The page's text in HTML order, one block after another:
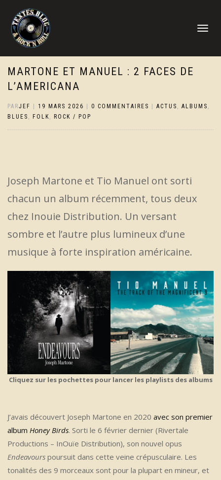
DÉPLIER
MARTONE ET MANUEL : 2 FACES DE
L’AMERICANA
PARJEF 19 MARS 2026 0 COMMENTAIRES ACTUS , ALBUMS ,
BLUES , FOLK, ROCK / POP
Joseph Martone et Tio Manuel ont sorti
chacun un album récemment, tous deux
chez Inouie Distribution. Un versant
sombre et l’autre plus lumineux d’une
musique à forte inspiration américaine.
Cliquez sur les pochettes pour lancer les playlists des albums
J’avais découvert Joseph Martone en 2020 avec son premier
album Honey Birds. Sorti le 6 février dernier (Rivertale
Productions – InOuïe Distribution), son nouvel opus
Endeavours poursuit dans cette veine crépusculaire. Les
tonalités des 9 morceaux sont pour la plupart en mineur, et